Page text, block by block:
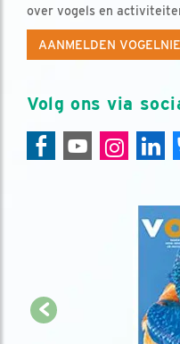
over vogels en
AANMELDEN
Volg ons via